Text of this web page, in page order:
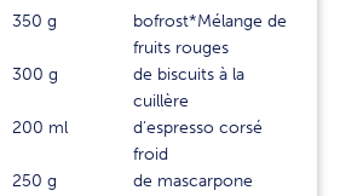
350 g
bofrost*Mélange de
fruits rouges
300 g
de biscuits à la
cuillère
200 ml
d'espresso corsé
froid
250 g
de mascarpone